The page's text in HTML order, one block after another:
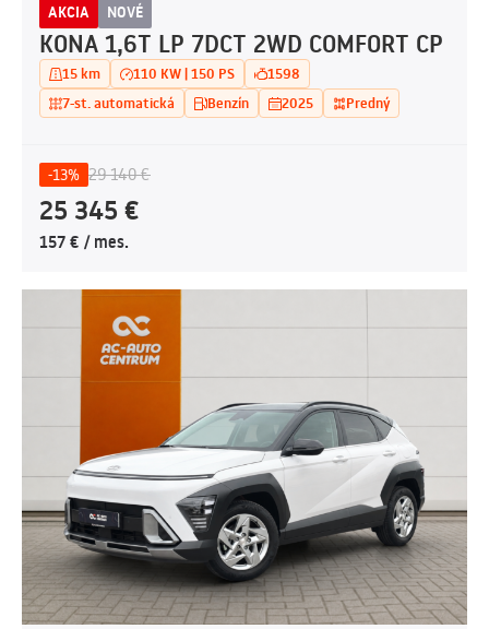
AKCIA NOVÉ
KONA 1,6T LP 7DCT 2WD COMFORT CP
15 km 110 KW | 150 PS
1598
7-st. automatická
Benzín 2025 Predný
-13% 29 140 €
25 345 €
157 € / mes.